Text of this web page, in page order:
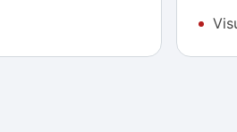
a resposta? (Português) é um
e aspectos negativos.